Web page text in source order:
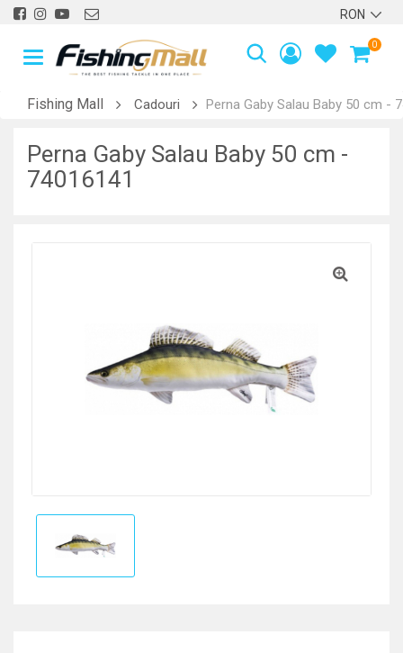
0
Fishing Mall Cadouri Perna Gaby Salau Baby 50 cm -
Perna Gaby Salau Baby 50 cm -
74016141